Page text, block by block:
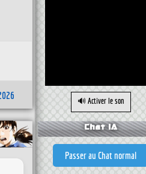
🔊 Activer le son
Chat IA
Passer au Chat normal